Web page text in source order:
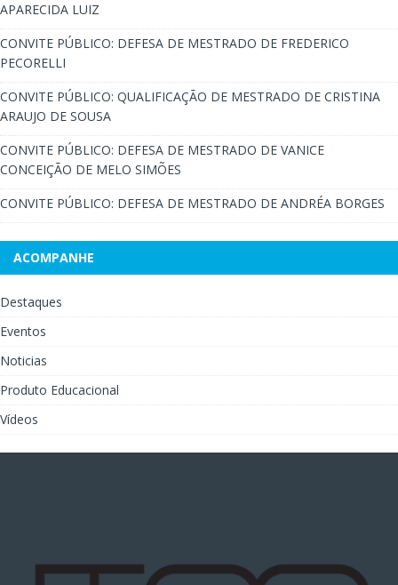
APARECIDA LUIZ
CONVITE PÚBLICO: DEFESA DE MESTRADO DE FREDERICO
PECORELLI
CONVITE PÚBLICO: QUALIFICAÇÃO DE MESTRADO DE CRISTINA
ARAUJO DE SOUSA
CONVITE PÚBLICO: DEFESA DE MESTRADO DE VANICE
CONCEIÇÃO DE MELO SIMÕES
CONVITE PÚBLICO: DEFESA DE MESTRADO DE ANDRÉA BORGES
ACOMPANHE
Destaques
Eventos
Noticias
Produto Educacional
Vídeos